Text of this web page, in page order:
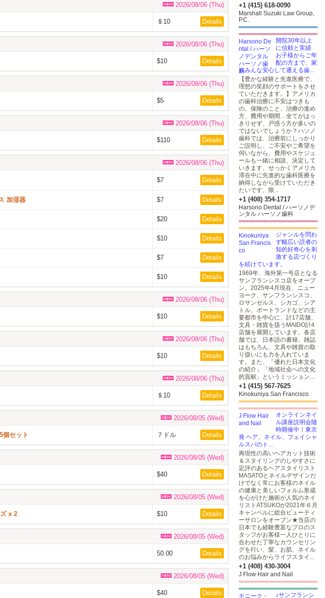
2026/08/06 (Thu)
＄10 Details
2026/08/06 (Thu)
$10 Details
2026/08/06 (Thu)
$5 Details
2026/08/06 (Thu)
$110 Details
2026/08/06 (Thu)
$7 Details
加湿器 $7 Details
$20 Details
$10 Details
$7 Details
$10 Details
2026/08/06 (Thu)
$10 Details
2026/08/06 (Thu)
$10 Details
2026/08/06 (Thu)
＄10 Details
2026/08/05 (Wed)
個セット ７ドル Details
2026/08/05 (Wed)
$40 Details
2026/08/05 (Wed)
x 2 $10 Details
2026/08/05 (Wed)
50.00 Details
2026/08/05 (Wed)
$40 Details
+1 (415) 618-0090
Marshall Suzuki Law Group,
P.C.
開院30年以上
に信頼と実績
お子様からご年
配の方まで、家
族みんな安心して通える歯...
【豊かな経験と先進医療で、
理想の笑顔のサポートをさせ
ていただきます。】アメリカ
の歯科治療に不安はつきも
の。保険のこと、治療の進め
方、費用や期間…全てがはっ
きりせず、戸惑う方が多いの
ではないでしょうか？ハソノ
歯科では、治療前にしっかり
ご説明し、ご不安やご希望を
伺いながら、費用やスケジュ
ールも一緒に相談、決定して
いきます。せっかくアメリカ
滞在中に先進的な歯科医療を
納得しながら受けていただき
たいです。限...
+1 (408) 354-1717
Harsono Dental / ハーソノデ
ンタル ハーソノ歯科
ジャンルを問わ
ず幅広い読者の
知的好奇心を刺
激する店づくり
を続けています。
1969年、海外第一号店となる
サンフランシスコ店をオープ
ン。2025年4月現在、ニュー
ヨーク、サンフランシスコ、
ロサンゼルス、シカゴ、シア
トル、ポートランドなどの主
要都市を中心に、計17店舗、
文具・雑貨を扱うMAIDO計4
店舗を展開しています。各店
舗では、日本語の書籍、雑誌
はもちろん、文具や雑貨の取
り扱いにも力を入れていま
す。また、「優れた日本文化
の紹介」「地域社会への文化
的貢献」というミッション...
+1 (415) 567-7625
Kinokuniya San Francisco
オンラインネイ
ル講座説明会随
時開催中！東京
発 ヘア、ネイル、フェイシャ
ルスパのト...
再現性の高いヘアカット技術
＆スタイリングのしやすさに
定評のあるヘアスタイリスト
MASATOとネイルデザインだ
けでなく常にお客様のネイル
の健康と美しいフォルム形成
を心がけた施術が人気のネイ
リストATSUKOが2021年６月
キャンベルに総合ビューティ
ーサロンをオープン★当店の
日本でも経験豊富なプロのス
タッフがお客様一人ひとりに
合わせた丁寧なカウンセリン
グを行い、髪、お肌、ネイル
のお悩みからライフスタイ...
+1 (408) 430-3004
J Flow Hair and Nail
♪サンフランシ